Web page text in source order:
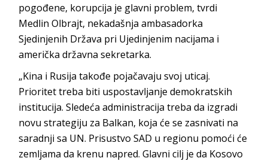
pogođene, korupcija je glavni problem, tvrdi
Medlin Olbrajt, nekadašnja ambasadorka
Sjedinjenih Država pri Ujedinjenim nacijama i
američka državna sekretarka.
„Kina i Rusija takođe pojačavaju svoj uticaj.
Prioritet treba biti uspostavljanje demokratskih
institucija. Sledeća administracija treba da izgradi
novu strategiju za Balkan, koja će se zasnivati na
saradnji sa UN. Prisustvo SAD u regionu pomoći će
zemljama da krenu napred. Glavni cilj je da Kosovo